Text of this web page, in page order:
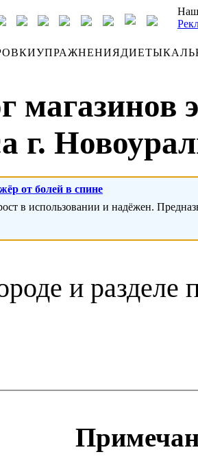
УПРАЖНЕНИЯДИЕТЫ
магазинов
г.
от болей в спине
в использовании и надёжен.
и разделе